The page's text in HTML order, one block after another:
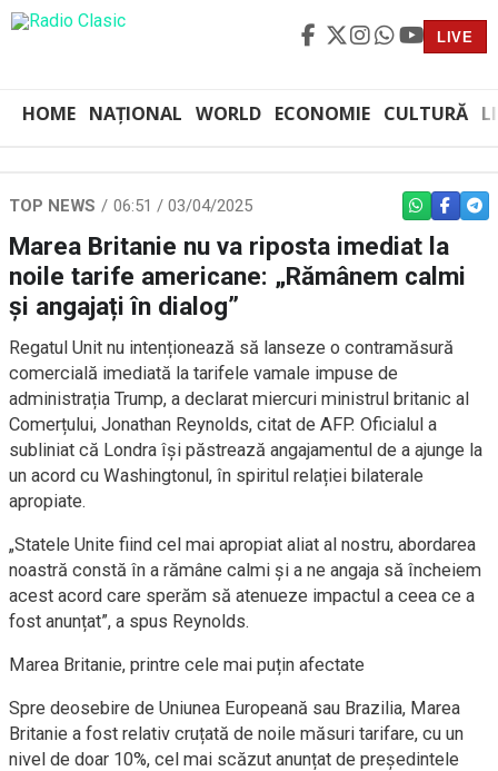
LIVE
HOME NAȚIONAL WORLD ECONOMIE CULTURĂ
TOP NEWS 06:51 / 03/04/2025 WHATSAPP
Marea Britanie nu va riposta imediat la
noile tarife americane: „Rămânem calmi
și angajați în dialog”
Regatul Unit nu intenționează să lanseze o contramăsură
comercială imediată la tarifele vamale impuse de
administrația Trump, a declarat miercuri ministrul britanic al
Comerțului, Jonathan Reynolds, citat de AFP. Oficialul a
subliniat că Londra își păstrează angajamentul de a ajunge la
un acord cu Washingtonul, în spiritul relației bilaterale
apropiate.
„Statele Unite fiind cel mai apropiat aliat al nostru, abordarea
noastră constă în a rămâne calmi și a ne angaja să încheiem
acest acord care sperăm să atenueze impactul a ceea ce a
fost anunțat”, a spus Reynolds.
Marea Britanie, printre cele mai puțin afectate
Spre deosebire de Uniunea Europeană sau Brazilia, Marea
Britanie a fost relativ cruțată de noile măsuri tarifare, cu un
nivel de doar 10%, cel mai scăzut anunțat de președintele